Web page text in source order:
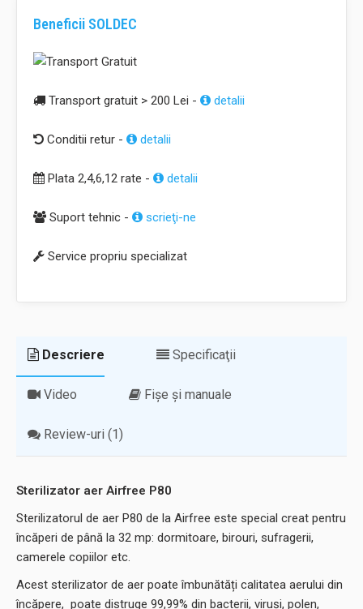
Beneficii SOLDEC
Transport gratuit > 200 Lei - detalii
Conditii retur - detalii
Plata 2,4,6,12 rate - detalii
Suport tehnic - scrieţi-ne
Service propriu specializat
Descriere Specificaţii
Video Fișe și manuale
Review-uri (1)
Sterilizator aer Airfree P80
Sterilizatorul de aer P80 de la Airfree este special creat pentru
încăperi de până la 32 mp: dormitoare, birouri, sufragerii,
camerele copiilor etc.
Acest sterilizator de aer poate îmbunătăți calitatea aerului din
încăpere, poate distruge 99,99% din bacterii, viruși, polen,